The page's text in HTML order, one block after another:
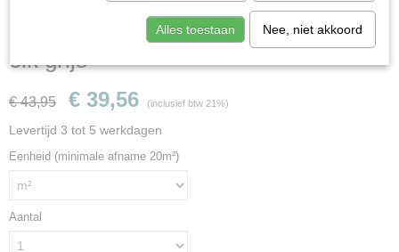
Quickstep Majestic MJ3552 Woestijn
eik grijs
€ 43,95 € 39,56 (inclusief btw 21%)
Levertijd 3 tot 5 werkdagen
Eenheid (minimale afname 20m²)
Aantal
Alles toestaan Nee, niet akkoord